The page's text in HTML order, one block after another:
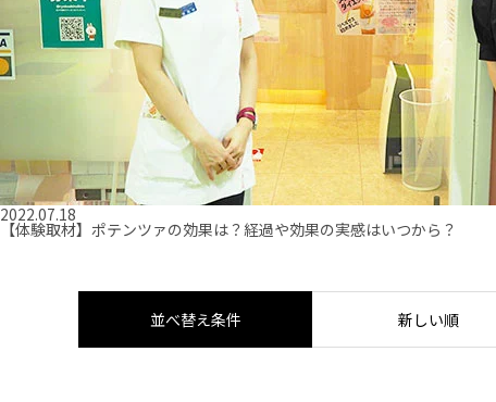
2022.07.18
【体験取材】ポテンツァの効果は？経過や効果の実感はいつから？
並べ替え条件 新しい順